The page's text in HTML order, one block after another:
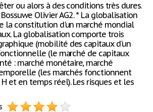
ou alors à des conditions très dures.
Olivier AG2. * La globalisation
la constitution d'un marché mondial
La globalisation comporte trois
(mobilité des capitaux d'un
(le marché de capitaux
: marché monétaire, marché
(les marchés fonctionnent
et en temps réel). Les risques et les